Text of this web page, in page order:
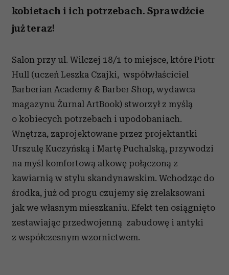
kobietach i ich potrzebach. Sprawdźcie
już teraz!
Salon przy ul. Wilczej 18/1 to miejsce, które Piotr
Hull (uczeń Leszka Czajki, współwłaściciel
Barberian Academy & Barber Shop, wydawca
magazynu Żurnal ArtBook) stworzył z myślą
o kobiecych potrzebach i upodobaniach.
Wnętrza, zaprojektowane przez projektantki
Urszulę Kuczyńską i Martę Puchalską, przywodzi
na myśl komfortową alkowę połączoną z
kawiarnią w stylu skandynawskim. Wchodząc do
środka, już od progu czujemy się zrelaksowani
jak we własnym mieszkaniu. Efekt ten osiągnięto
zestawiając przedwojenną zabudowę i antyki
z współczesnym wzornictwem.